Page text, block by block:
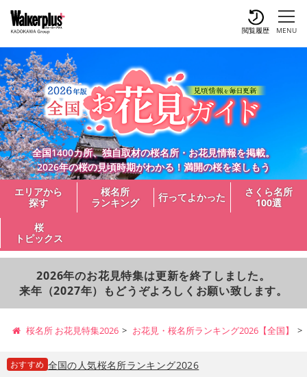
MENU
閲覧履歴
全国1400カ所、独自取材の桜名所・お花見情報を掲載。
2026年の桜の見頃時期がわかる！満開の桜を楽しもう
エリアから
探す
桜名所
ランキング
行ってよかった
さくら名所
100選
桜
トピックス
2026年のお花見特集は更新を終了しました。
来年（2027年）もどうぞよろしくお願い致します。
桜名所 お花見特集2026 お花見・桜名所ランキング2026【全国】
おすすめ 全国の人気桜名所ランキング2026